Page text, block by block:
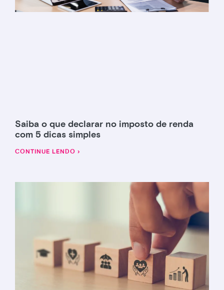
Saiba o que declarar no imposto de renda
com 5 dicas simples
CONTINUE LENDO ›